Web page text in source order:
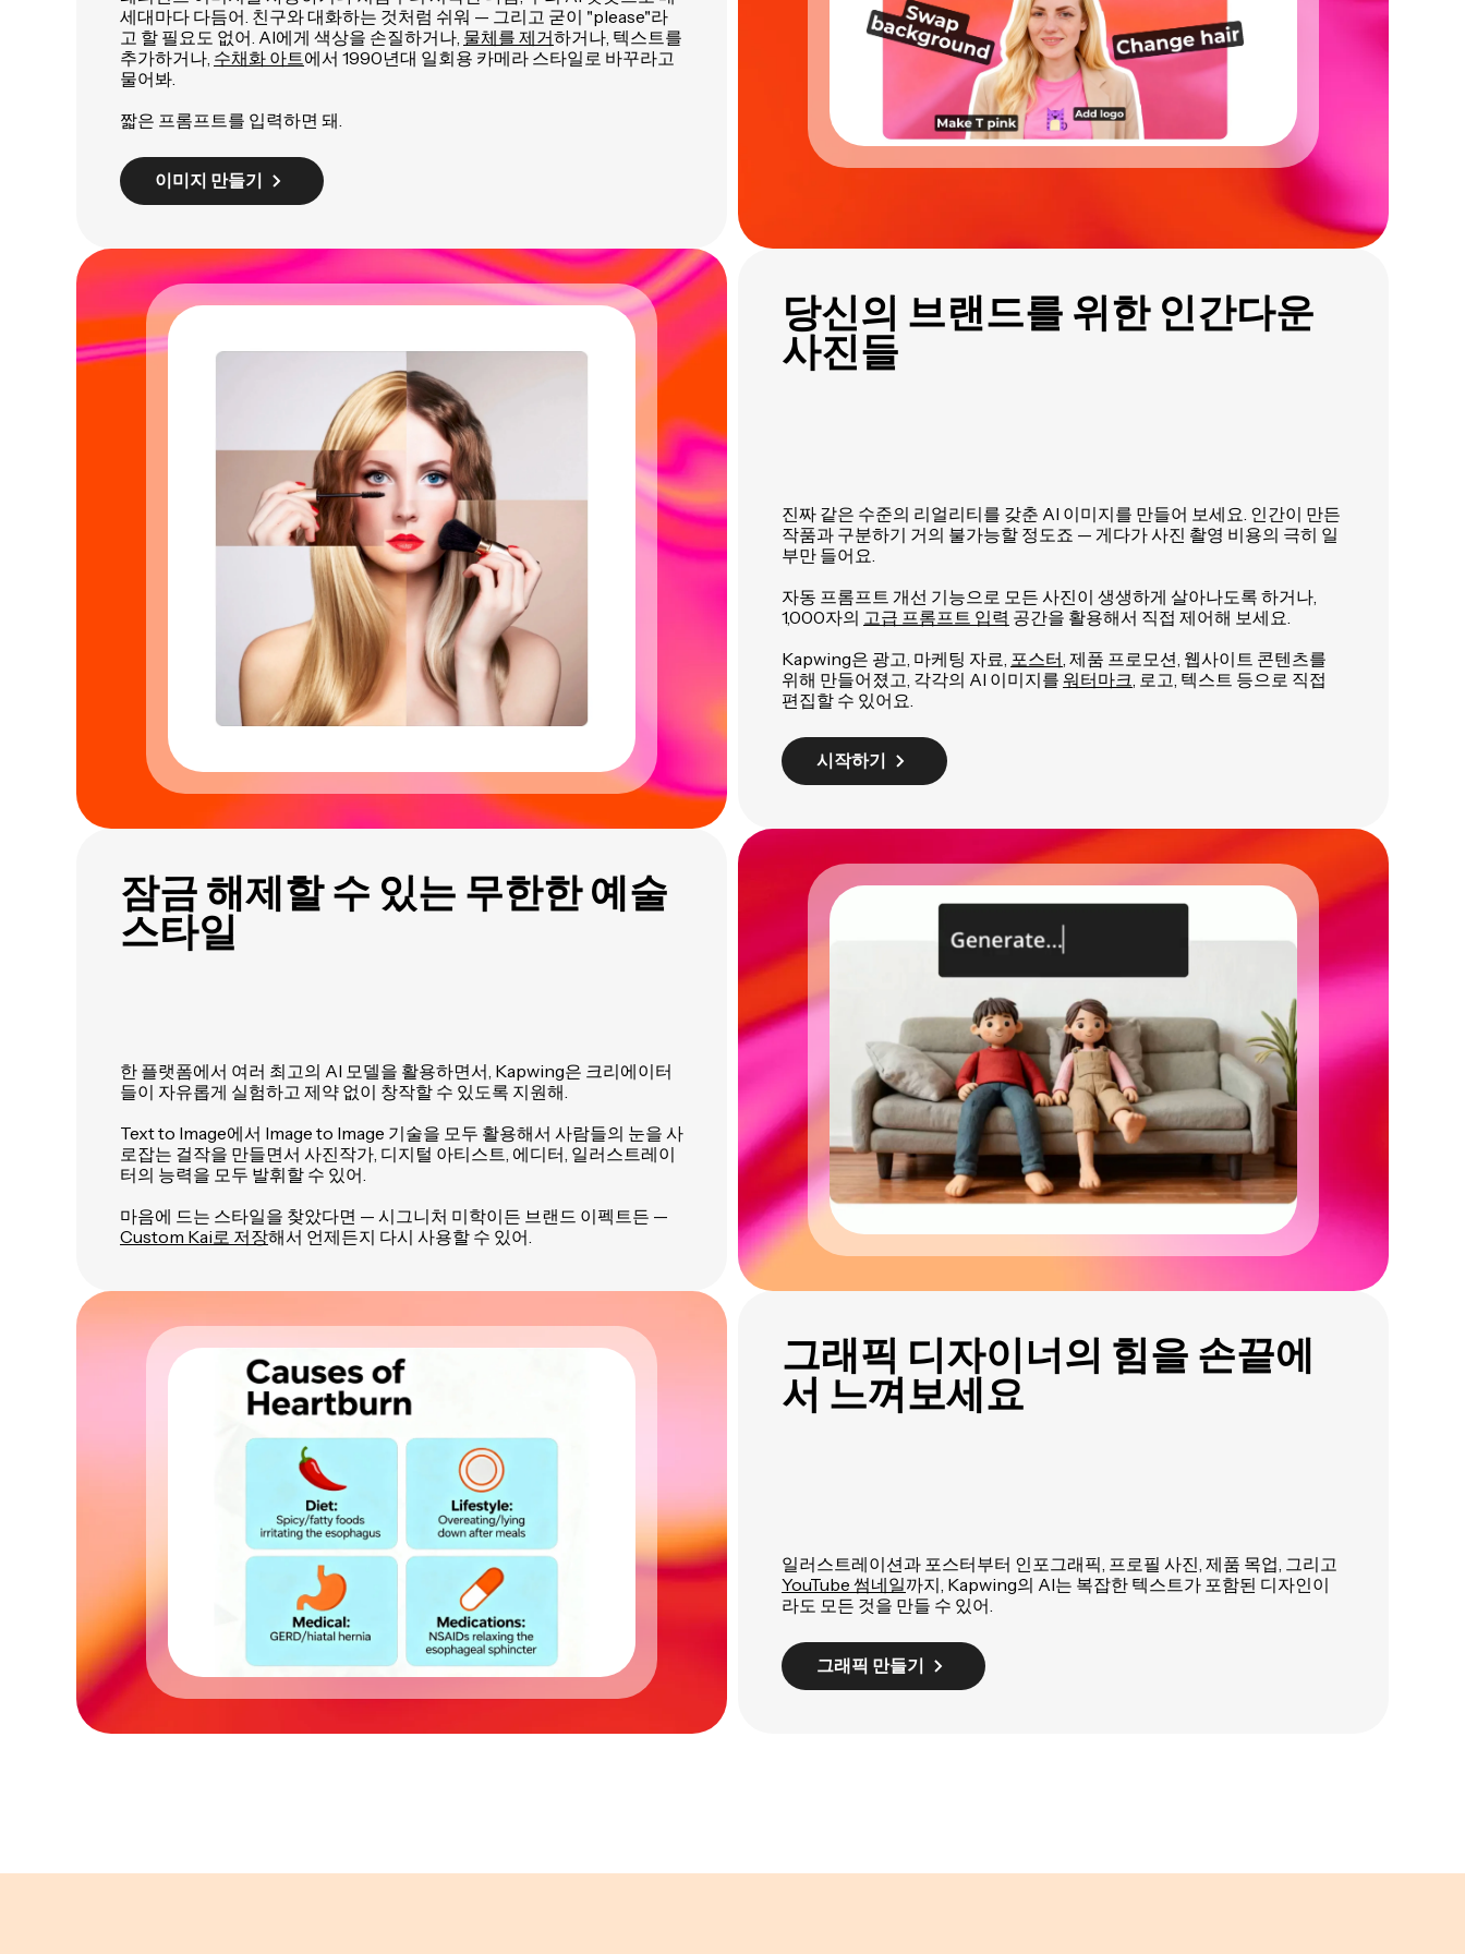
세대마다 다듬어. 친구와 대화하는 것처럼 쉬워 — 그리고 굳이 "please"라
고 할 필요도 없어. AI에게 색상을 손질하거나, 물체를 제거하거나, 텍스트를
추가하거나, 수채화 아트에서 1990년대 일회용 카메라 스타일로 바꾸라고
물어봐.
짧은 프롬프트를 입력하면 돼.
이미지 만들기
당신의 브랜드를 위한 인간다운
사진들
진짜 같은 수준의 리얼리티를 갖춘 AI 이미지를 만들어 보세요. 인간이 만든
작품과 구분하기 거의 불가능할 정도죠 — 게다가 사진 촬영 비용의 극히 일
부만 들어요.
자동 프롬프트 개선 기능으로 모든 사진이 생생하게 살아나도록 하거나,
1,000자의 고급 프롬프트 입력 공간을 활용해서 직접 제어해 보세요.
Kapwing은 광고, 마케팅 자료, 포스터 , 제품 프로모션, 웹사이트 콘텐츠를
위해 만들어졌고, 각각의 AI 이미지를 워터마크 , 로고, 텍스트 등으로 직접
편집할 수 있어요.
시작하기
잠금 해제할 수 있는 무한한 예술
스타일
한 플랫폼에서 여러 최고의 AI 모델을 활용하면서, Kapwing은 크리에이터
들이 자유롭게 실험하고 제약 없이 창작할 수 있도록 지원해.
Text to Image에서 Image to Image 기술을 모두 활용해서 사람들의 눈을 사
로잡는 걸작을 만들면서 사진작가, 디지털 아티스트, 에디터, 일러스트레이
터의 능력을 모두 발휘할 수 있어.
마음에 드는 스타일을 찾았다면 — 시그니처 미학이든 브랜드 이펙트든 —
Custom Kai로 저장해서 언제든지 다시 사용할 수 있어.
그래픽 디자이너의 힘을 손끝에
서 느껴보세요
일러스트레이션과 포스터부터 인포그래픽, 프로필 사진, 제품 목업, 그리고
YouTube 썸네일까지, Kapwing의 AI는 복잡한 텍스트가 포함된 디자인이
라도 모든 것을 만들 수 있어.
그래픽 만들기